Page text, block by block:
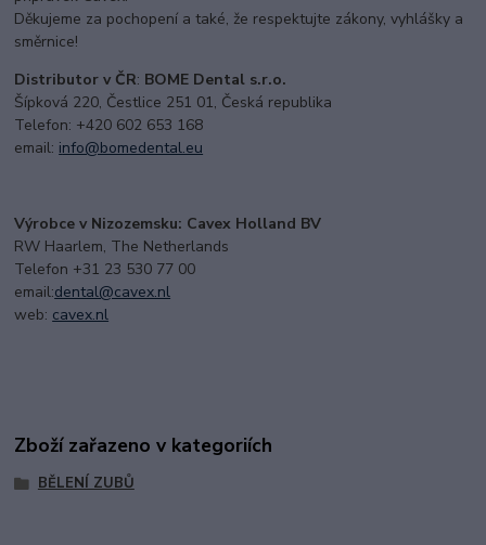
Děkujeme za pochopení a také, že respektujte zákony, vyhlášky a
směrnice!
Distributor v ČR: BOME Dental s.r.o.
Šípková 220, Čestlice 251 01, Česká republika
Telefon: +420 602 653 168
email: info@bomedental.eu
Výrobce v Nizozemsku: Cavex Holland BV
RW Haarlem, The Netherlands
Telefon +31 23 530 77 00
email:dental@cavex.nl
web: cavex.nl
Zboží zařazeno v kategoriích
BĚLENÍ ZUBŮ